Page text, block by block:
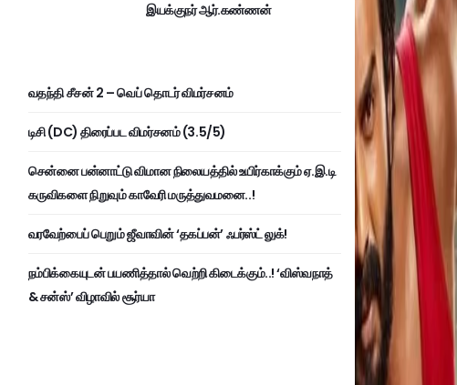
இயக்குநர் ஆர்.கண்ணன்
வதந்தி சீசன் 2 – வெப் தொடர் விமர்சனம்
டிசி (DC) திரைப்பட விமர்சனம் (3.5/5)
சென்னை பன்னாட்டு விமான நிலையத்தில் உயிர்காக்கும் ஏ.இ.டி
கருவிகளை நிறுவும் காவேரி மருத்துவமனை..!
வரவேற்பைப் பெறும் ஜீவாவின் ‘தகப்பன்’ ஃபர்ஸ்ட் லுக்!
நம்பிக்கையுடன் பயணித்தால் வெற்றி கிடைக்கும்..! ‘விஸ்வநாத்
& சன்ஸ்’ விழாவில் சூர்யா